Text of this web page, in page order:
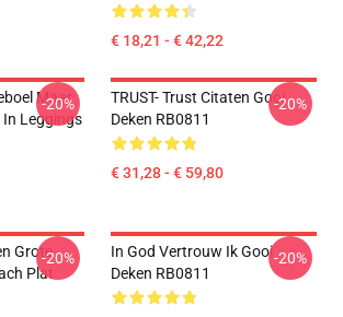
€ 18,21 - € 42,22
Maar
In Leggings
-20%
TRUST- Trust Citaten Gooi
Deken RB0811
€ 31,28 - € 59,80
-20%
Grote
Plat
-20%
In God Vertrouw Ik Gooi
Deken RB0811
-20%